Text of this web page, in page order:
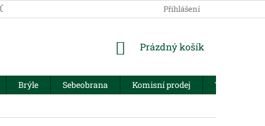
Přihlášení
NÁKUPNÍ
Prázdný košík
Brýle Sebeobrana Komisní prodej
Trezory